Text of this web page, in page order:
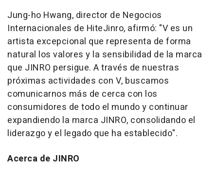
Jung-ho Hwang, director de Negocios
Internacionales de HiteJinro, afirmó: "V es un
artista excepcional que representa de forma
natural los valores y la sensibilidad de la marca
que JINRO persigue. A través de nuestras
próximas actividades con V, buscamos
comunicarnos más de cerca con los
consumidores de todo el mundo y continuar
expandiendo la marca JINRO, consolidando el
liderazgo y el legado que ha establecido".
Acerca de JINRO